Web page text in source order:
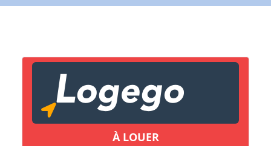
À LOUER
Lien vers inscription (sera inclus dans courriel)
Copier lien